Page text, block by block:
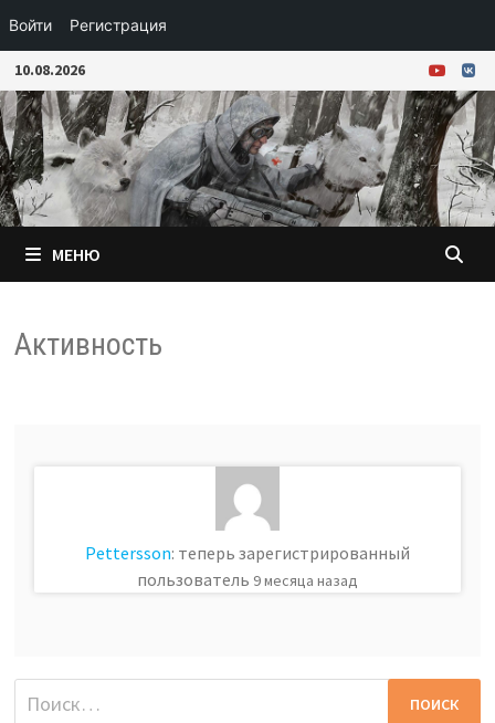
Войти Регистрация
Перейти
к
содержимому
10.08.2026
МЕНЮ
Активность
Pettersson: теперь зарегистрированный
пользователь 9 месяца назад
Найти: